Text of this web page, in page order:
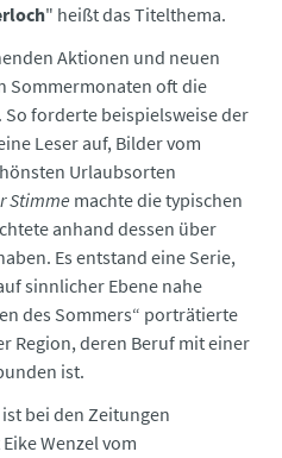
" heißt das Titelthema.
Aktionen und neuen
Sommermonaten oft die
forderte beispielsweise der
Leser auf, Bilder vom
Urlaubsorten
Stimme machte die typischen
anhand dessen über
Es entstand eine Serie,
sinnlicher Ebene nahe
des Sommers“ porträtierte
Region, deren Beruf mit einer
ist.
bei den Zeitungen
Wenzel vom